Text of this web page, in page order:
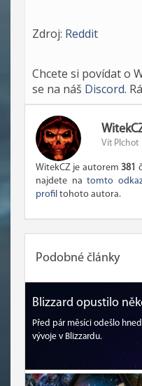
Zdroj: Reddit
Chcete si povídat o
se na náš Discord.
Vít Plchot
WitekCZ je autorem381
najdete natomto
profil tohoto autora.
Podobné články
Blizzard opustilo
Před pár měsíci odešlo
vývoje v Blizzardu.